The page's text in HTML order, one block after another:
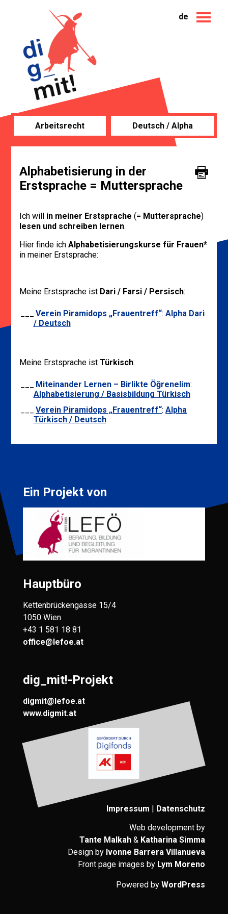
de
Arbeitsrecht Deutsch / Alpha
Alphabetisierung in der
Erstsprache = Muttersprache
Ich will in meiner Erstsprache (= Muttersprache)
lesen und schreiben lernen.
Hier finde ichAlphabetisierungskurse für Frauen*
in meiner Erstsprache:
Meine Erstsprache ist Dari / Farsi / Persisch:
Verein Piramidops „Frauentreff“:Alpha Dari
/ Deutsch
Meine Erstsprache istTürkisch:
Miteinander Lernen – Birlikte Öğrenelim:
Alphabetisierung / Basisbildung Türkisch
Verein Piramidops „Frauentreff“:Alpha
Türkisch / Deutsch
Ein Projekt von
Hauptbüro
Kettenbrückengasse 15/4
1050 Wien
+43 1 581 18 81
office@lefoe.at
dig_mit!-Projekt
digmit@lefoe.at
www.digmit.at
Impressum | Datenschutz
Web development by
Tante Malkah & Katharina Simma
Design by Ivonne Barrera Villanueva
Front page images by Lym Moreno
Powered byWordPress